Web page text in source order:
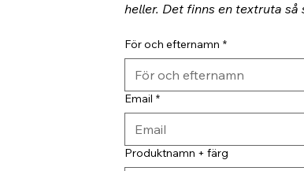
heller. Det finns en textruta
För och efternamn *
Email *
Produktnamn + färg